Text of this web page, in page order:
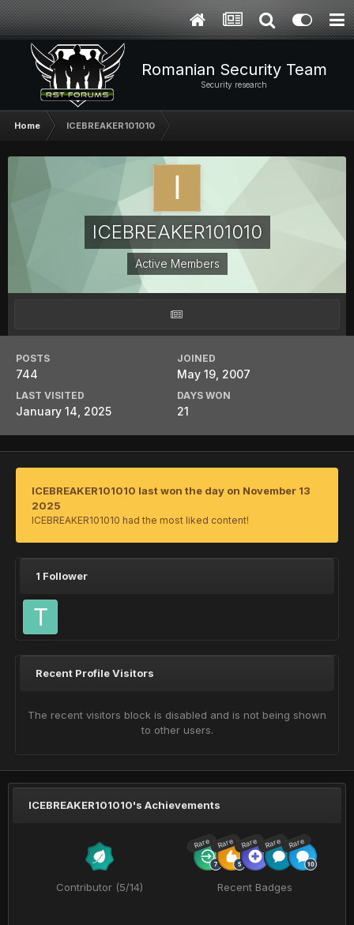
Romanian Security Team
Security research
Home ICEBREAKER101010
ICEBREAKER101010
Active Members
POSTS
744
JOINED
May 19, 2007
LAST VISITED
January 14, 2025
DAYS WON
21
ICEBREAKER101010 last won the day on November 13
2025
ICEBREAKER101010 had the most liked content!
1 Follower
Recent Profile Visitors
The recent visitors block is disabled and is not being shown
to other users.
ICEBREAKER101010's Achievements
Contributor (5/14)
Rare Rare Rare Rare Rare
Recent Badges